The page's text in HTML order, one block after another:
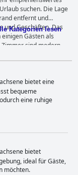
suchen. Die Lage
entfernt und
und Geschäften. Das
Gästen als
sind modern,
Bädern. Das
den Gästen einen
ein schöner und
die Lage des Hotels
der Gäste.
der Zimmer
war die
der Politik des
Aufzug und dem
Wahl für Gäste,
ist das Tzante Hotel
einen ruhigen und
Kategorien lesen
bietet eine
bequeme
eine ruhige
bietet
ideal für Gäste,
möchten.